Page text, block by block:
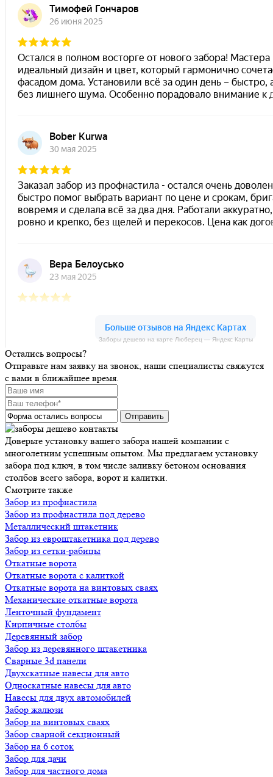
Заборы дешево на карте Люберец — Яндекс Карты
Остались вопросы?
Отправьте нам заявку на звонок, наши специалисты свяжутся
с вами в ближайшее время.
Доверьте установку вашего забора нашей компании с
многолетним успешным опытом. Мы предлагаем установку
забора под ключ, в том числе заливку бетоном основания
столбов всего забора, ворот и калитки.
Смотрите также
Забор из профнастила
Забор из профнастила под дерево
Металлический штакетник
Забор из евроштакетника под дерево
Забор из сетки-рабицы
Откатные ворота
Откатные ворота с калиткой
Откатные ворота на винтовых сваях
Механические откатные ворота
Ленточный фундамент
Кирпичные столбы
Деревянный забор
Забор из деревянного штакетника
Сварные 3d панели
Двухскатные навесы для авто
Односкатные навесы для авто
Навесы для двух автомобилей
Забор жалюзи
Забор на винтовых сваях
Забор сварной секционный
Забор на 6 соток
Забор для дачи
Забор для частного дома